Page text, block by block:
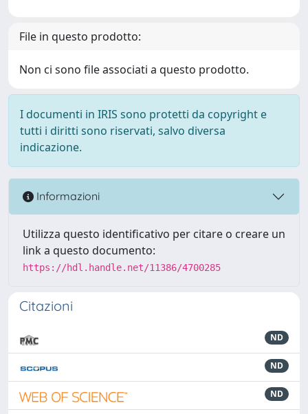
File in questo prodotto:
Non ci sono file associati a questo prodotto.
I documenti in IRIS sono protetti da copyright e
tutti i diritti sono riservati, salvo diversa
indicazione.
Informazioni
Utilizza questo identificativo per citare o creare un
link a questo documento:
https://hdl.handle.net/11386/4700285
Citazioni
ND
ND
ND